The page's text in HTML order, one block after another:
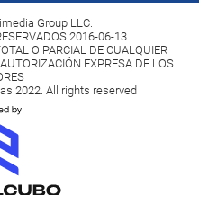
Group LLC.
2016-06-13
O PARCIAL DE CUALQUIER
EXPRESA DE LOS
2022. All rights reserved